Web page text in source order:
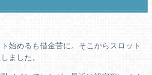
始めるも借金苦に。そこからスロット
ました。